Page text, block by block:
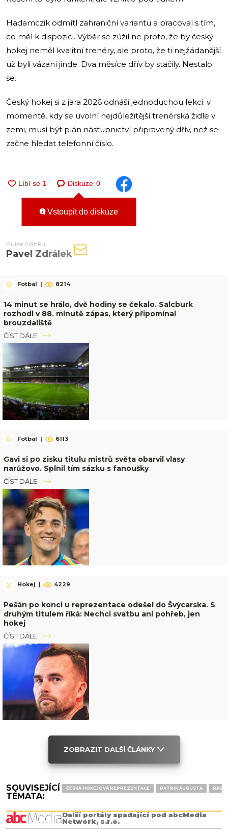
Hadamczik odmítl zahraniční variantu a pracoval s tím,
co měl k dispozici. Výběr se zúžil ne proto, že by český
hokej neměl kvalitní trenéry, ale proto, že ti nejžádanější
už byli vázaní jinde. Dva měsíce dřív by stačily. Nestalo
se.
Český hokej si z jara 2026 odnáší jednoduchou lekci: v
momentě, kdy se uvolní nejdůležitější trenérská židle v
zemi, musí být plán nástupnictví připravený dřív, než se
začne hledat telefonní číslo.
Diskuze 0
Vstoupit do diskuze
Autor článku
Pavel Zdrálek
Fotbal | 8214
14 minut se hrálo, dvě hodiny se čekalo. Salcburk
rozhodl v 88. minutě zápas, který připomínal
brouzdaliště
ČÍST DÁLE
Fotbal | 6113
Gavi si po zisku titulu mistrů světa obarvil vlasy
narůžovo. Splnil tím sázku s fanoušky
ČÍST DÁLE
Hokej | 4229
Pešán po konci u reprezentace odešel do Švýcarska. S
druhým titulem říká: Nechci svatbu ani pohřeb, jen
hokej
ČÍST DÁLE
ZOBRAZIT DALŠÍ ČLÁNKY
SOUVISEJÍCÍ
TÉMATA:
ČESKÁ HOKEJOVÁ REPREZENTACE PATRIK AUGUSTA
Další portály spadající pod abcMedia
Network, s.r.o.